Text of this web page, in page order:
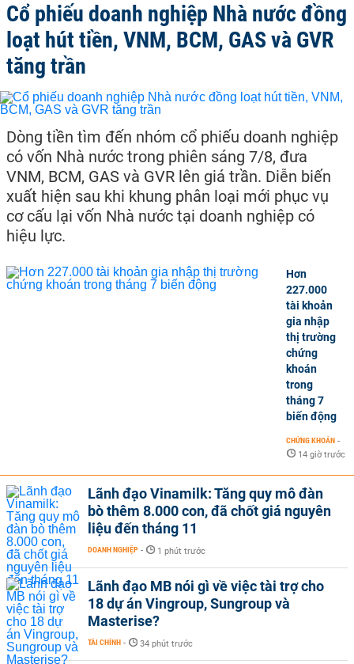
Cổ phiếu doanh nghiệp Nhà nước đồng
loạt hút tiền, VNM, BCM, GAS và GVR
tăng trần
Dòng tiền tìm đến nhóm cổ phiếu doanh nghiệp
có vốn Nhà nước trong phiên sáng 7/8, đưa
VNM, BCM, GAS và GVR lên giá trần. Diễn biến
xuất hiện sau khi khung phân loại mới phục vụ
cơ cấu lại vốn Nhà nước tại doanh nghiệp có
hiệu lực.
Hơn
227.000
tài khoản
gia nhập
thị trường
chứng
khoán
trong
tháng 7
biến động
CHỨNG KHOÁN -
14 giờ trước
Lãnh đạo Vinamilk: Tăng quy mô đàn
bò thêm 8.000 con, đã chốt giá nguyên
liệu đến tháng 11
DOANH NGHIỆP - 1 phút trước
Lãnh đạo MB nói gì về việc tài trợ cho
18 dự án Vingroup, Sungroup và
Masterise?
TÀI CHÍNH - 34 phút trước